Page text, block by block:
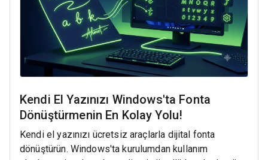
Kendi El Yazınızı Windows'ta Fonta
Dönüştürmenin En Kolay Yolu!
Kendi el yazınızı ücretsiz araçlarla dijital fonta
dönüştürün. Windows'ta kurulumdan kullanım